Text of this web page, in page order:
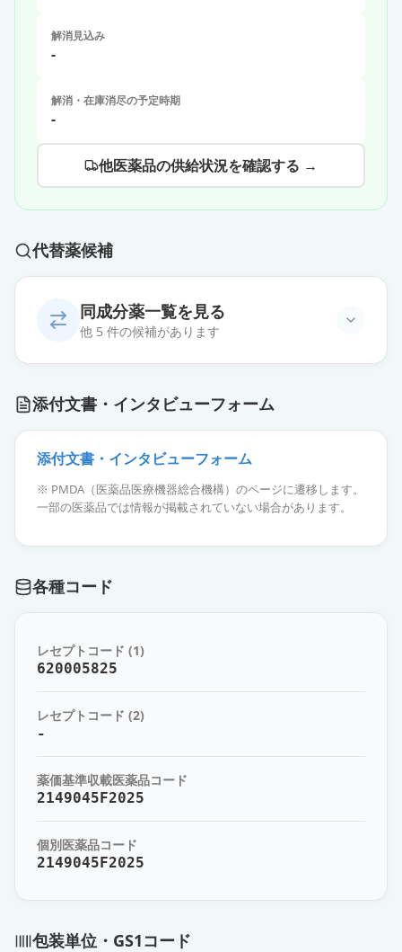
解消見込み
-
解消・在庫消尽の予定時期
-
他医薬品の供給状況を確認する →
代替薬候補
同成分薬一覧を見る
他 5 件の候補があります
薬価 18.40 円
エプレレノン錠25mg「杏林」
薬価 17.90 円
エプレレノン錠100mg「杏林」
セララ錠100mg
添付文書・インタビューフォーム
添付文書・インタビューフォーム
※ PMDA（医薬品医療機器総合機構）のページに遷移します。
一部の医薬品では情報が掲載されていない場合があります。
各種コード
レセプトコード (1)
620005825
レセプトコード (2)
-
薬価基準収載医薬品コード
2149045F2025
個別医薬品コード
2149045F2025
包装単位・GS1コード